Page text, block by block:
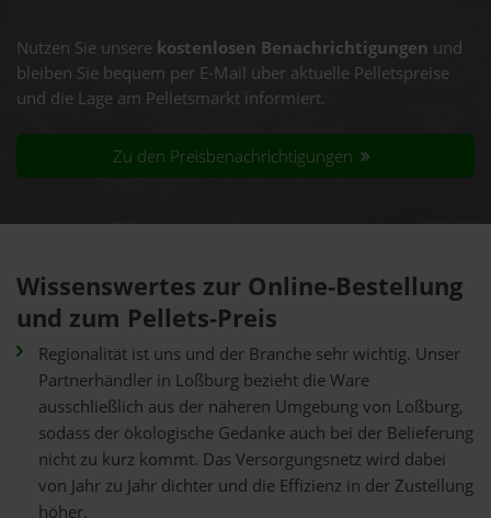
Nutzen Sie unsere kostenlosen Benachrichtigungen und
bleiben Sie bequem per E-Mail über aktuelle Pelletspreise
und die Lage am Pelletsmarkt informiert.
Zu den Preisbenachrichtigungen
Wissenswertes zur Online-Bestellung
und zum Pellets-Preis
Regionalität ist uns und der Branche sehr wichtig. Unser
Partnerhändler in Loßburg bezieht die Ware
ausschließlich aus der näheren Umgebung von Loßburg,
sodass der ökologische Gedanke auch bei der Belieferung
nicht zu kurz kommt. Das Versorgungsnetz wird dabei
von Jahr zu Jahr dichter und die Effizienz in der Zustellung
höher.